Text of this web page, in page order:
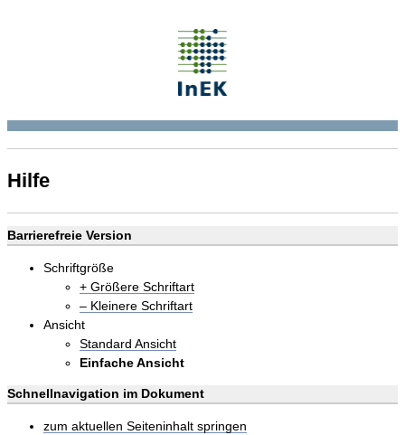
Hilfe
Barrierefreie Version
Schriftgröße
+ Größere Schriftart
– Kleinere Schriftart
Ansicht
Standard Ansicht
Einfache Ansicht
Schnellnavigation im Dokument
zum aktuellen Seiteninhalt springen